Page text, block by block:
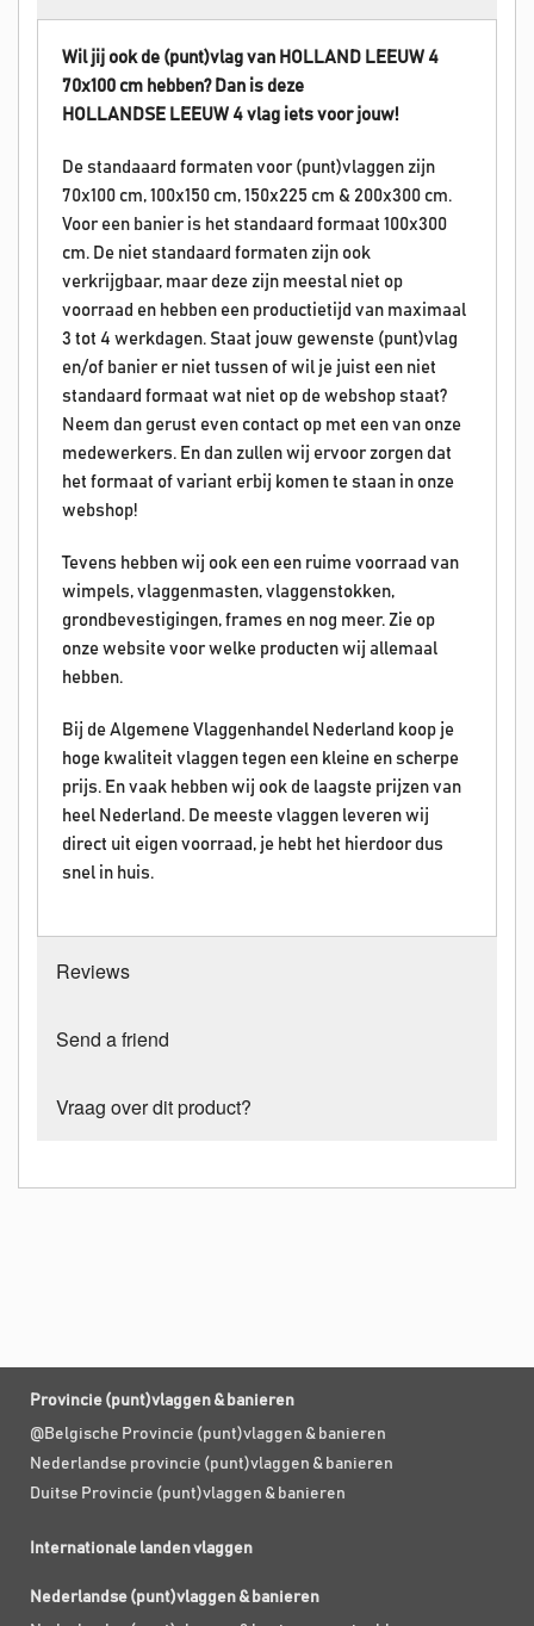
Wil jij ook de (punt)vlag van HOLLAND LEEUW 4
70x100 cm hebben? Dan is deze
HOLLANDSE LEEUW 4 vlag iets voor jouw!
De standaaard formaten voor (punt)vlaggen zijn
70x100 cm, 100x150 cm, 150x225 cm & 200x300 cm.
Voor een banier is het standaard formaat 100x300
cm. De niet standaard formaten zijn ook
verkrijgbaar, maar deze zijn meestal niet op
voorraad en hebben een productietijd van maximaal
3 tot 4 werkdagen. Staat jouw gewenste (punt)vlag
en/of banier er niet tussen of wil je juist een niet
standaard formaat wat niet op de webshop staat?
Neem dan gerust even contact op met een van onze
medewerkers. En dan zullen wij ervoor zorgen dat
het formaat of variant erbij komen te staan in onze
webshop!
Tevens hebben wij ook een een ruime voorraad van
wimpels, vlaggenmasten, vlaggenstokken,
grondbevestigingen, frames en nog meer. Zie op
onze website voor welke producten wij allemaal
hebben.
Bij de Algemene Vlaggenhandel Nederland koop je
hoge kwaliteit vlaggen tegen een kleine en scherpe
prijs. En vaak hebben wij ook de laagste prijzen van
heel Nederland. De meeste vlaggen leveren wij
direct uit eigen voorraad, je hebt het hierdoor dus
snel in huis.
Reviews
Send a friend
Vraag over dit product?
Provincie (punt)vlaggen & banieren
@Belgische Provincie (punt)vlaggen & banieren
Nederlandse provincie (punt)vlaggen & banieren
Duitse Provincie (punt)vlaggen & banieren
Internationale landen vlaggen
Nederlandse (punt)vlaggen & banieren